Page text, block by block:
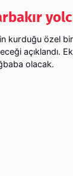
kurduğu özel
açıklandı.
olacak.